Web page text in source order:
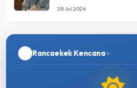
28 Jul 2026
Rancaekek Kencana